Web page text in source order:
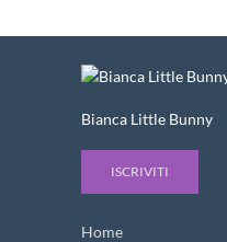
Bianca Little Bunny
ISCRIVITI
Home